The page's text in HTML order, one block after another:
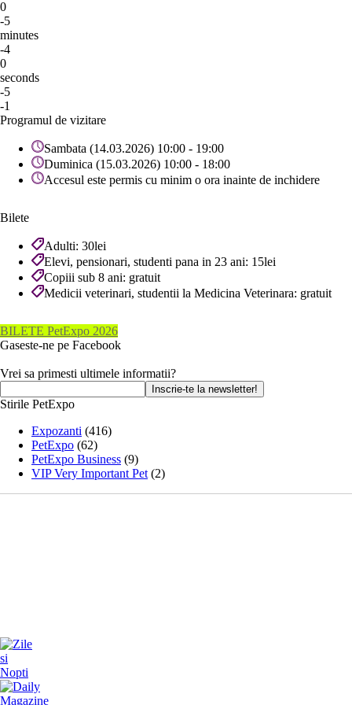
0
-5
minutes
-4
0
seconds
-5
-1
Programul de vizitare
Sambata (14.03.2026) 10:00 - 19:00
Duminica (15.03.2026) 10:00 - 18:00
Accesul este permis cu minim o ora inainte de inchidere
Bilete
Adulti: 30lei
Elevi, pensionari, studenti pana in 23 ani: 15lei
Copiii sub 8 ani: gratuit
Medicii veterinari, studentii la Medicina Veterinara: gratuit
BILETE PetExpo 2026
Gaseste-ne pe Facebook
Vrei sa primesti ultimele informatii?
Stirile PetExpo
Expozanti (416)
PetExpo (62)
PetExpo Business (9)
VIP Very Important Pet (2)